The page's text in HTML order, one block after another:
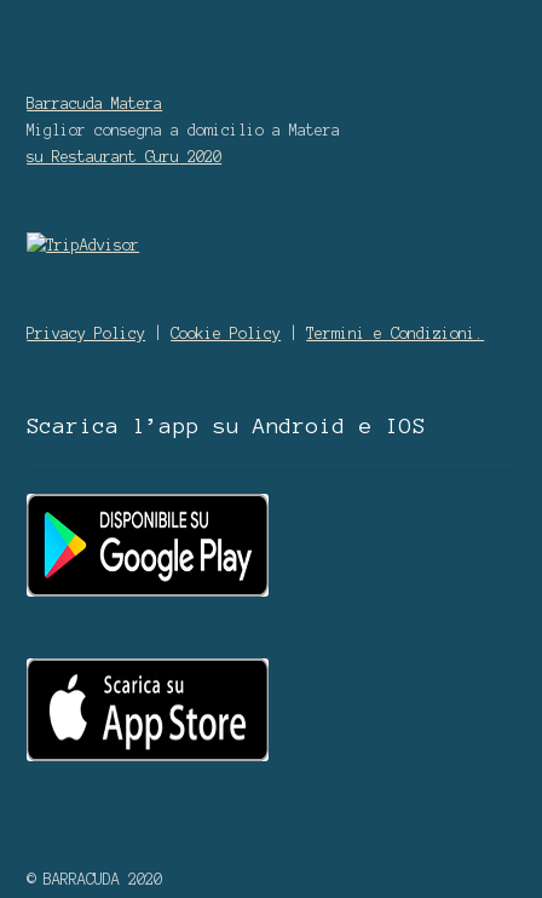
Barracuda Matera
Miglior consegna a domicilio a Matera
su Restaurant Guru
2020
Privacy Policy |Cookie Policy |Termini e Condizioni.
Scarica l’app su Android e IOS
© BARRACUDA 2020